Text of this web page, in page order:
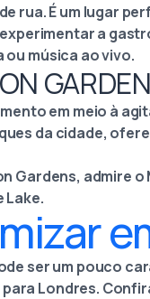
rua. É um lugar
a
ou música ao vivo.
em meio à
da cidade,
Gardens, admire
Lake.
ser um pouco
Londres.